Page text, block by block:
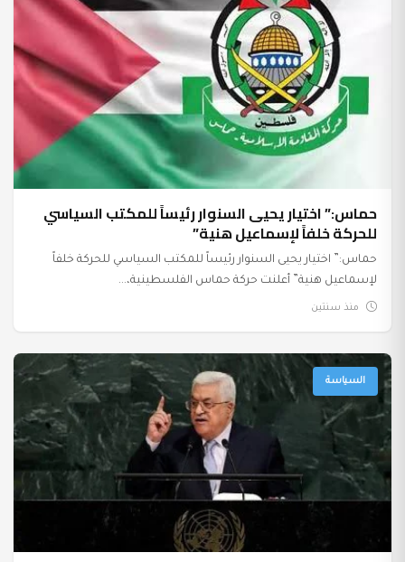
حماس:” اختيار يحيى السنوار رئيساً للمكتب السياسي
للحركة خلفاً لإسماعيل هنية”
حماس:” اختيار يحيى السنوار رئيساً للمكتب السياسي للحركة خلفاً
لإسماعيل هنية” أعلنت حركة حماس الفلسطينية،...
منذ سنتين
السياسة